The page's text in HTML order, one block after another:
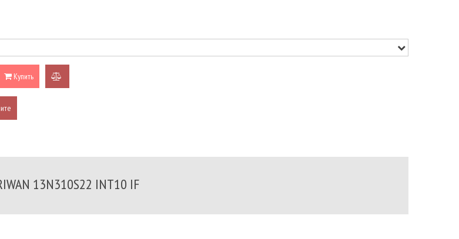
Купить
13N310S22 INT10 IF